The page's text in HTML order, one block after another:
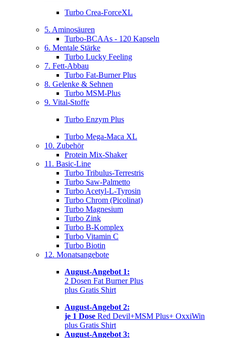
Turbo Crea-ForceXL
5. Aminosäuren
Turbo-BCAAs - 120 Kapseln
6. Mentale Stärke
Turbo Lucky Feeling
7. Fett-Abbau
Turbo Fat-Burner Plus
8. Gelenke & Sehnen
Turbo MSM-Plus
9. Vital-Stoffe
Turbo Enzym Plus
Turbo Mega-Maca XL
10. Zubehör
Protein Mix-Shaker
11. Basic-Line
Turbo Tribulus-Terrestris
Turbo Saw-Palmetto
Turbo Acetyl-L-Tyrosin
Turbo Chrom (Picolinat)
Turbo Magnesium
Turbo Zink
Turbo B-Komplex
Turbo Vitamin C
Turbo Biotin
12. Monatsangebote
August-Angebot 1:
2 Dosen Fat Burner Plus
plus Gratis Shirt
August-Angebot 2:
je 1 Dose Red Devil+MSM Plus+ OxxiWin
plus Gratis Shirt
August-Angebot 3: